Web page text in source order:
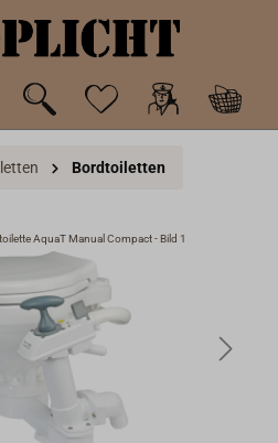
Bordtoiletten
AquaT Manual Compact - Bild 1